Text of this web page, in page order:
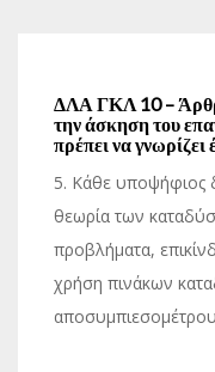
ΔΛΑ ΓΚΛ 10 –
την άσκηση του
πρέπει να
5. Κάθε υποψήφιος
θεωρία των
προβλήματα,
χρήση πινάκων